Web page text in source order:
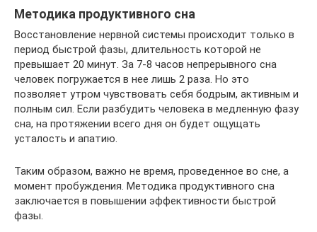
Методика продуктивного сна
Восстановление нервной системы происходит только в
период быстрой фазы, длительность которой не
превышает 20 минут. За 7-8 часов непрерывного сна
человек погружается в нее лишь 2 раза. Но это
позволяет утром чувствовать себя бодрым, активным и
полным сил. Если разбудить человека в медленную фазу
сна, на протяжении всего дня он будет ощущать
усталость и апатию.
Таким образом, важно не время, проведенное во сне, а
момент пробуждения. Методика продуктивного сна
заключается в повышении эффективности быстрой
фазы.